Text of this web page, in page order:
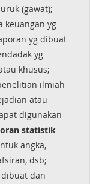
(gawat);
keuangan yg
yg dibuat
yg
khusus;
ilmiah
atau
digunakan
statistik
angka,
dsb;
dan